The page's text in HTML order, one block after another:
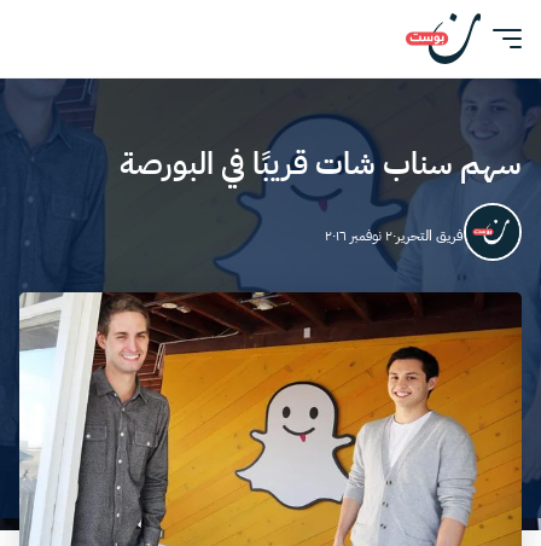
سهم سناب شات قريبًا في البورصة
فريق التحرير٢٠ نوفمبر ٢٠١٦